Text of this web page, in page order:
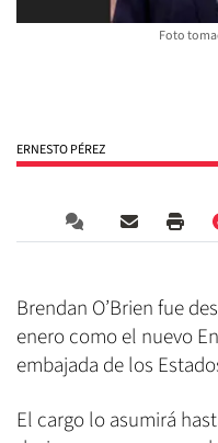
Foto
ERNESTO PÉREZ
Brendan O’Brien fue
enero como el nuevo
embajada de los
El cargo lo asumirá